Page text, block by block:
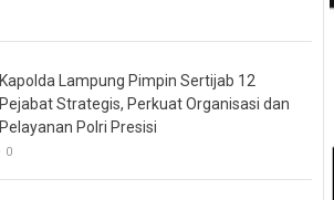
Kapolda Lampung Pimpin Sertijab 12
Pejabat Strategis, Perkuat Organisasi dan
Pelayanan Polri Presisi
0